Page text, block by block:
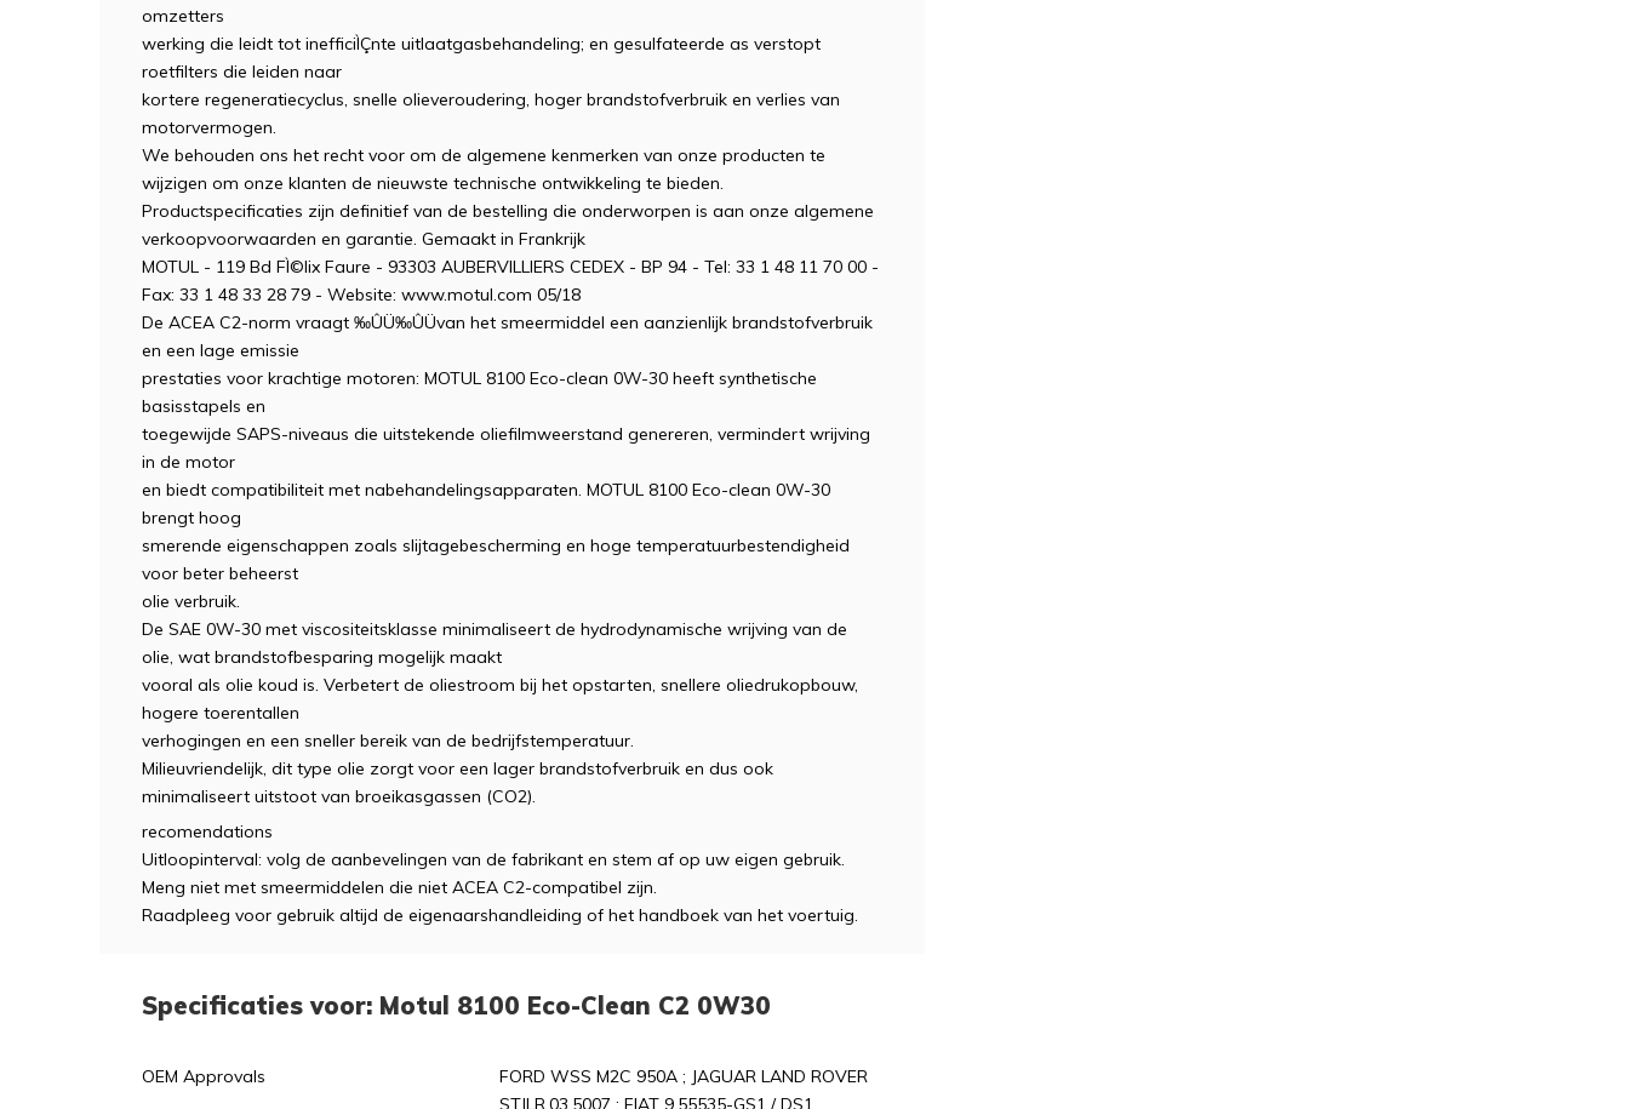
omzetters
werking die leidt tot inefficiÌÇnte uitlaatgasbehandeling; en gesulfateerde as verstopt
roetfilters die leiden naar
kortere regeneratiecyclus, snelle olieveroudering, hoger brandstofverbruik en verlies van
motorvermogen.
We behouden ons het recht voor om de algemene kenmerken van onze producten te
wijzigen om onze klanten de nieuwste technische ontwikkeling te bieden.
Productspecificaties zijn definitief van de bestelling die onderworpen is aan onze algemene
verkoopvoorwaarden en garantie. Gemaakt in Frankrijk
MOTUL - 119 Bd FÌ©lix Faure - 93303 AUBERVILLIERS CEDEX - BP 94 - Tel: 33 1 48 11 70 00 -
Fax: 33 1 48 33 28 79 - Website: www.motul.com 05/18
De ACEA C2-norm vraagt ‰ÛÜ‰ÛÜvan het smeermiddel een aanzienlijk brandstofverbruik
en een lage emissie
prestaties voor krachtige motoren: MOTUL 8100 Eco-clean 0W-30 heeft synthetische
basisstapels en
toegewijde SAPS-niveaus die uitstekende oliefilmweerstand genereren, vermindert wrijving
in de motor
en biedt compatibiliteit met nabehandelingsapparaten. MOTUL 8100 Eco-clean 0W-30
brengt hoog
smerende eigenschappen zoals slijtagebescherming en hoge temperatuurbestendigheid
voor beter beheerst
olie verbruik.
De SAE 0W-30 met viscositeitsklasse minimaliseert de hydrodynamische wrijving van de
olie, wat brandstofbesparing mogelijk maakt
vooral als olie koud is. Verbetert de oliestroom bij het opstarten, snellere oliedrukopbouw,
hogere toerentallen
verhogingen en een sneller bereik van de bedrijfstemperatuur.
Milieuvriendelijk, dit type olie zorgt voor een lager brandstofverbruik en dus ook
minimaliseert uitstoot van broeikasgassen (CO2).
recomendations
Uitloopinterval: volg de aanbevelingen van de fabrikant en stem af op uw eigen gebruik.
Meng niet met smeermiddelen die niet ACEA C2-compatibel zijn.
Raadpleeg voor gebruik altijd de eigenaarshandleiding of het handboek van het voertuig.
Specificaties voor: Motul 8100 Eco-Clean C2 0W30
OEM Approvals
FORD WSS M2C 950A ; JAGUAR LAND ROVER
STJLR.03.5007 ; FIAT 9.55535-GS1 / DS1